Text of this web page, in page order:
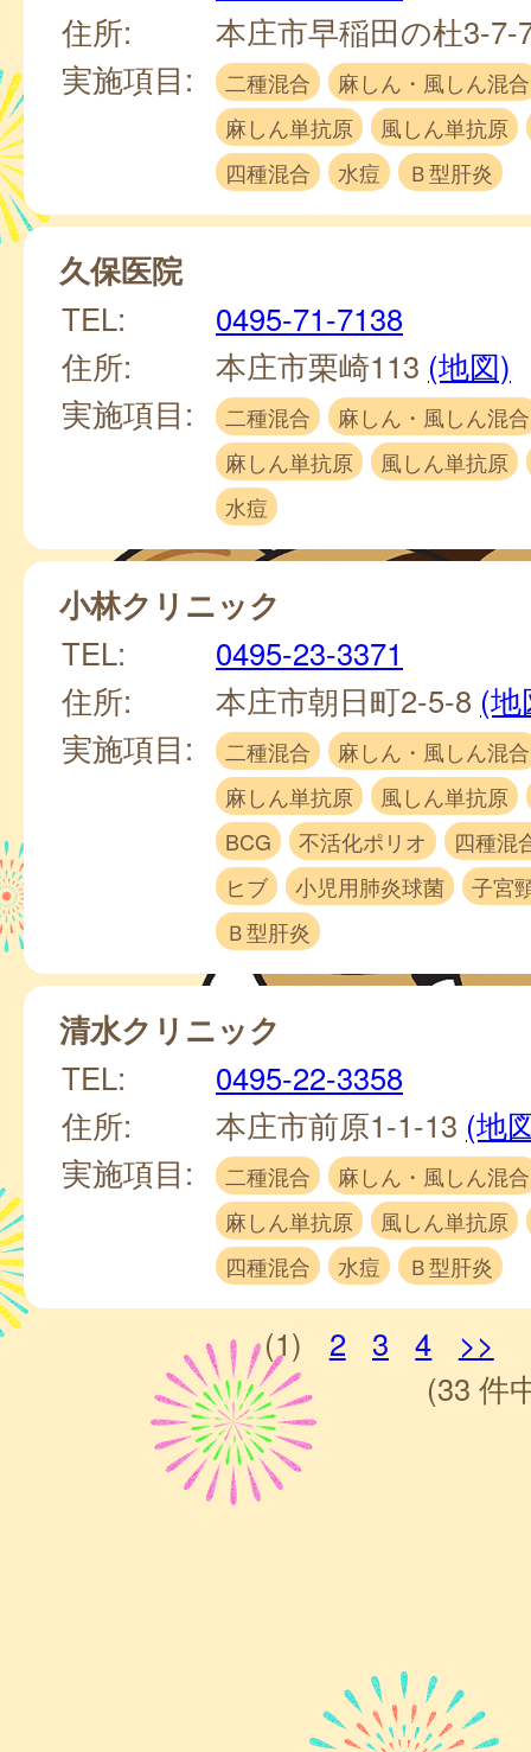
住所:
本庄市早稲田の杜3-
実施項目:
二種混合
麻しん・風しん混合
麻しん単抗原
風しん単抗原
四種混合
水痘 Ｂ型肝炎
久保医院
TEL:
0495-71-7138
住所:
本庄市栗崎113 (地図)
実施項目:
二種混合
麻しん・風しん混合
麻しん単抗原
風しん単抗原
水痘
小林クリニック
TEL:
0495-23-3371
住所:
本庄市朝日町2-5-8 (地
実施項目:
二種混合
麻しん・風しん混合
麻しん単抗原
風しん単抗原
BCG
不活化ポリオ
四種混
ヒブ
小児用肺炎球菌
子宮
Ｂ型肝炎
清水クリニック
TEL:
0495-22-3358
住所:
本庄市前原1-1-13 (地
実施項目:
二種混合
麻しん・風しん混合
麻しん単抗原
風しん単抗原
四種混合
水痘 Ｂ型肝炎
(1) 2 3 4
>>
(33 件